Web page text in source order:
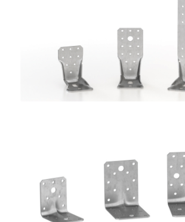
ROTHOBLAAS
Angolari WBR
ROTHOBLAAS